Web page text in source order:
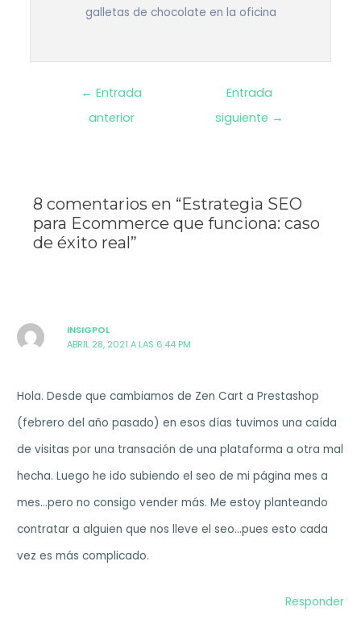
galletas de chocolate en la oficina
Navegación
← Entrada
anterior
Entrada
siguiente →
8 comentarios en “Estrategia SEO
para Ecommerce que funciona: caso
de éxito real”
INSIGPOL
ABRIL 28, 2021 A LAS 6:44 PM
Hola. Desde que cambiamos de Zen Cart a Prestashop
(febrero del año pasado) en esos días tuvimos una caída
de visitas por una transación de una plataforma a otra mal
hecha. Luego he ido subiendo el seo de mi página mes a
mes…pero no consigo vender más. Me estoy planteando
contratar a alguien que nos lleve el seo…pues esto cada
vez es más complicado.
Responder